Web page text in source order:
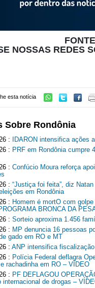
NOSSAS REDES
esta notícia
Sobre Rondônia
:
IDARON intensifica ações
: PRF em Rondônia cumpre
: Confúcio Moura reforça
: “Justiça foi feita”, diz
em Rondônia
: Homem é mortO com
BRONCA DA
: Sorteio aproxima 1.456
: MP denuncia 16 pessoas
gado em RO e MT
: ANP intensifica
: Polícia Federal deflagra
rachadinha em RO – VÍDEO
: PF DEFLAGOU
internacional de drogas –